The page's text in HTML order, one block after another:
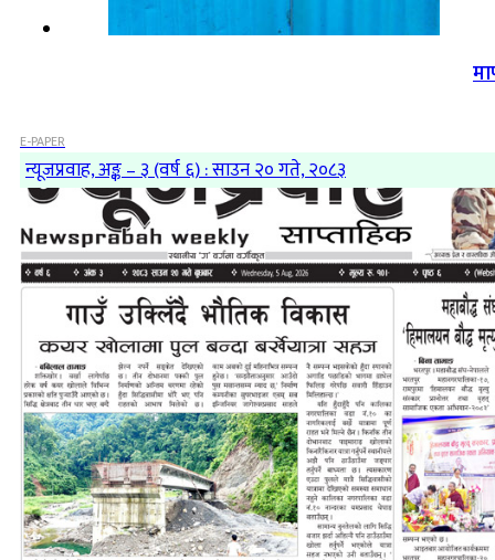
E-PAPER
न्यूजप्रवाह, अङ्क – ३ (वर्ष ६) : साउन २० गते, २०८३